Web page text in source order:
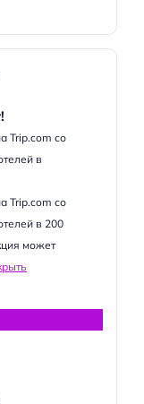
Trip.com со
в
Trip.com со
в 200
может